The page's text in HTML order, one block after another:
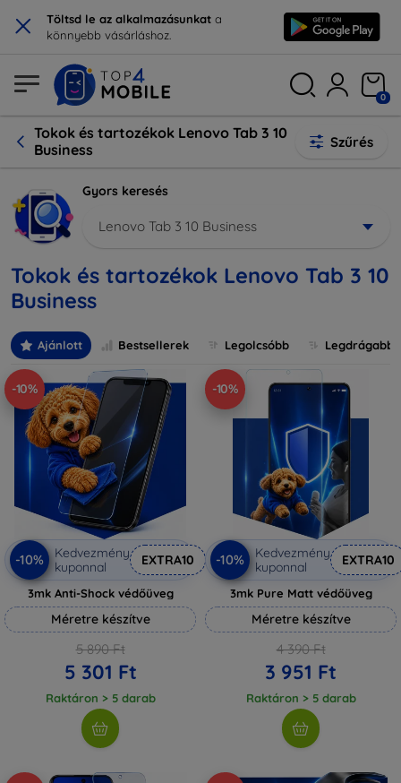
× Töltsd le az alkalmazásunkat a
könnyebb vásárláshoz.
0
Tokok és tartozékok Lenovo Tab 3 10
Business
Szűrés
Gyors keresés
Lenovo Tab 3 10 Business
Tokok és tartozékok Lenovo Tab 3 10
Business
Ajánlott Bestsellerek Legolcsóbb Legdrágabb
-10%
-10%
Kedvezmény
kuponnal
EXTRA10
3mk Anti-Shock védőüveg
Méretre készítve
5 890 Ft
5 301 Ft
Raktáron > 5 darab
-10%
-10%
Kedvezmény
kuponnal
EXTRA10
3mk Pure Matt védőüveg
Méretre készítve
4 390 Ft
3 951 Ft
Raktáron > 5 darab